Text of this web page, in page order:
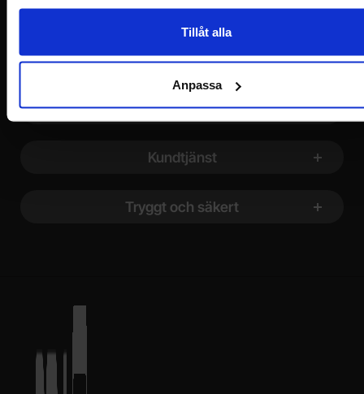
Tillåt alla
Anpassa
Sidfot Blandad info och länkar
Allmänt
Att handla hos oss
Kundtjänst
Tryggt och säkert